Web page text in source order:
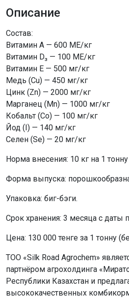
Описание
Состав:
Витамин A — 600 МЕ/кг
Витамин D₃ — 100 МЕ/кг
Витамин E — 500 мг/кг
Медь (Cu) — 450 мг/кг
Цинк (Zn) — 2000 мг/кг
Марганец (Mn) — 1000 мг/кг
Кобальт (Co) — 100 мг/кг
Йод (I) — 140 мг/кг
Селен (Se) — 20 мг/кг
Норма внесения: 10 кг на 1
Форма выпуска:
Упаковка: биг-бэги.
Срок хранения: 3 месяца с даты
Цена: 130 000 тенге за 1 тонну
ТОО «Silk Road Agrochem»
партнёром агрохолдинга
Республики Казахстан и
высококачественных